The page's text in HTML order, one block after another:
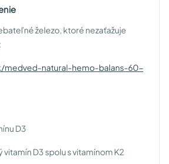
železo, ktoré nezaťažuje
medved-natural-hemo-balans-60-
D3
D3 spolu s vitamínom K2